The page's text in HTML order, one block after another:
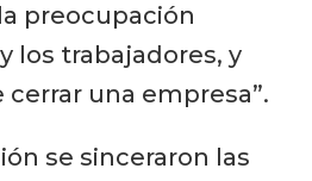
preocupación
los trabajadores, y
una empresa”.
se sinceraron las